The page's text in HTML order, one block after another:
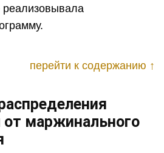
перейти к содержанию ↑
маржинального